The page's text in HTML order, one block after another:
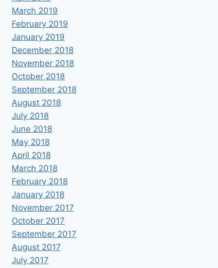
March 2019
February 2019
January 2019
December 2018
November 2018
October 2018
September 2018
August 2018
July 2018
June 2018
May 2018
April 2018
March 2018
February 2018
January 2018
November 2017
October 2017
September 2017
August 2017
July 2017